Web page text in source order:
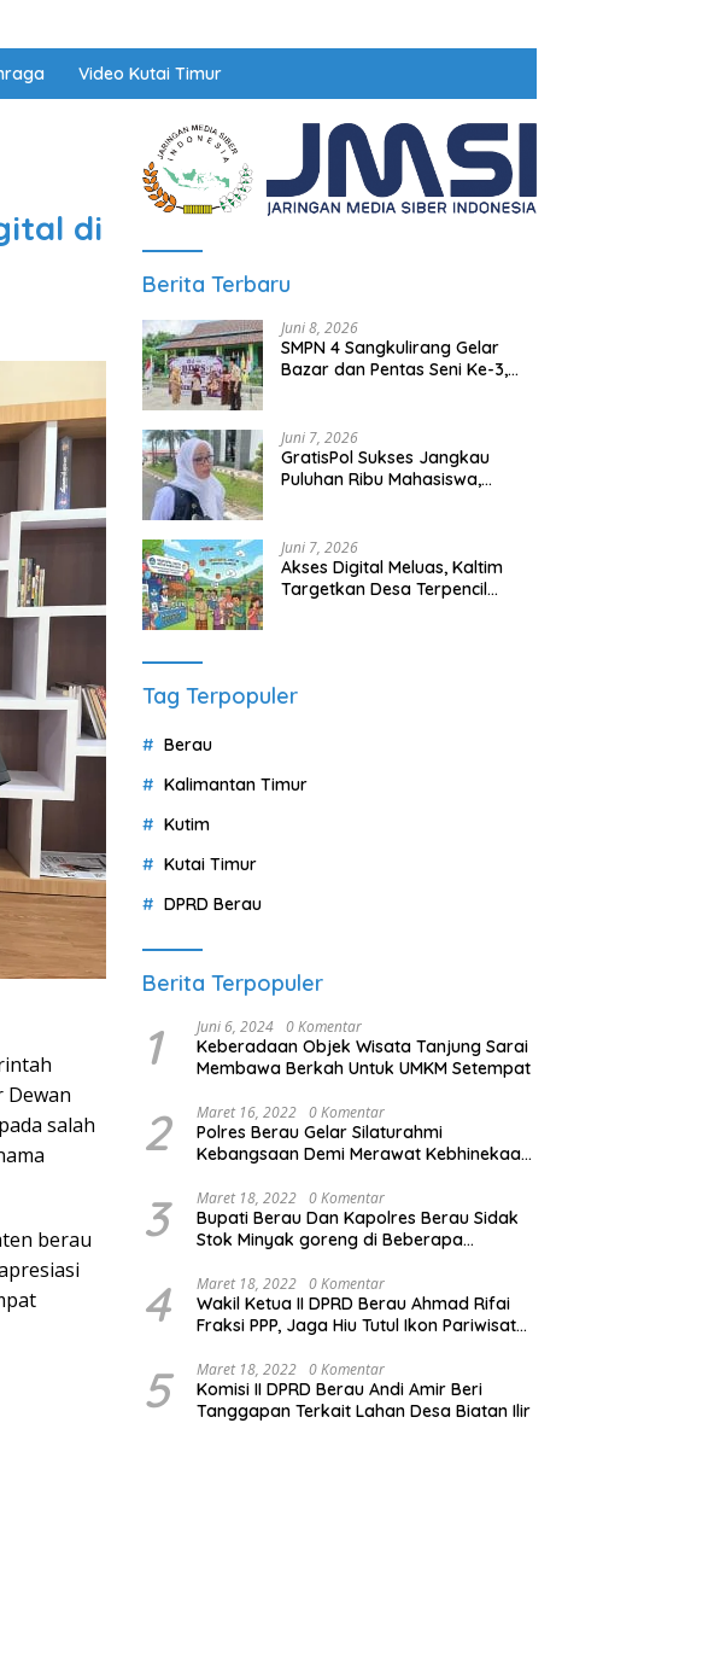
Video Kutai Timur
di
Dewan
salah
berau
Berita Terbaru
Juni 8, 2026
SMPN 4 Sangkulirang Gelar
Bazar dan Pentas Seni Ke-3,
Juni 7, 2026
GratisPol Sukses Jangkau
Puluhan Ribu Mahasiswa,
Juni 7, 2026
Akses Digital Meluas, Kaltim
Targetkan Desa Terpencil
Tag Terpopuler
Berau
Kalimantan Timur
Kutim
Kutai Timur
DPRD Berau
Berita Terpopuler
1 Juni 6, 2024 0 Komentar
Keberadaan Objek Wisata Tanjung Sarai
Membawa Berkah Untuk UMKM Setempat
2 Maret 16, 2022 0 Komentar
Polres Berau Gelar Silaturahmi
Kebangsaan Demi Merawat Kebhinekaan
3 Maret 18, 2022 0 Komentar
Bupati Berau Dan Kapolres Berau Sidak
Stok Minyak goreng di Beberapa
4 Maret 18, 2022 0 Komentar
Wakil Ketua II DPRD Berau Ahmad Rifai
Fraksi PPP, Jaga Hiu Tutul Ikon Pariwisata
5 Maret 18, 2022 0 Komentar
Komisi II DPRD Berau Andi Amir Beri
Tanggapan Terkait Lahan Desa Biatan Ilir